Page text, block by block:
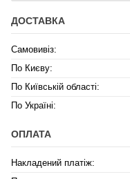
ДОСТАВКА
Самовивіз:
По Києву:
По Київській області:
По Україні:
ОПЛАТА
Накладений платіж: